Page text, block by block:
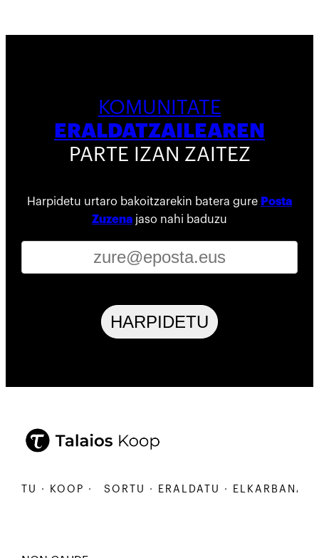
KOMUNITATE
ERALDATZAILEAREN
PARTE IZAN ZAITEZ
Harpidetu urtaro bakoitzarekin batera gure Posta
Zuzena jaso nahi baduzu
HARPIDETU
· KOOP · SORTU · ERALDATU · ELKARBANATU ·